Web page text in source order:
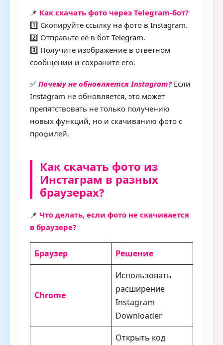
📌 Как скачать фото через Telegram-бот?
1️⃣ Скопируйте ссылку на фото в Instagram.
2️⃣ Отправьте её в бот Telegram.
3️⃣ Получите изображение в ответном
сообщении и сохраните его.
✅ Почему не обновляется Instagram?Если
Instagram не обновляется, это может
препятствовать не только получению
новых функций, но и скачиванию фото с
профилей.
Как скачать фото из
Инстаграм в разных
браузерах?
📌 Что делать, если фото не скачивается
в браузере?
Браузер Решение
Chrome
Использовать
расширение
Instagram
Downloader
Открыть код